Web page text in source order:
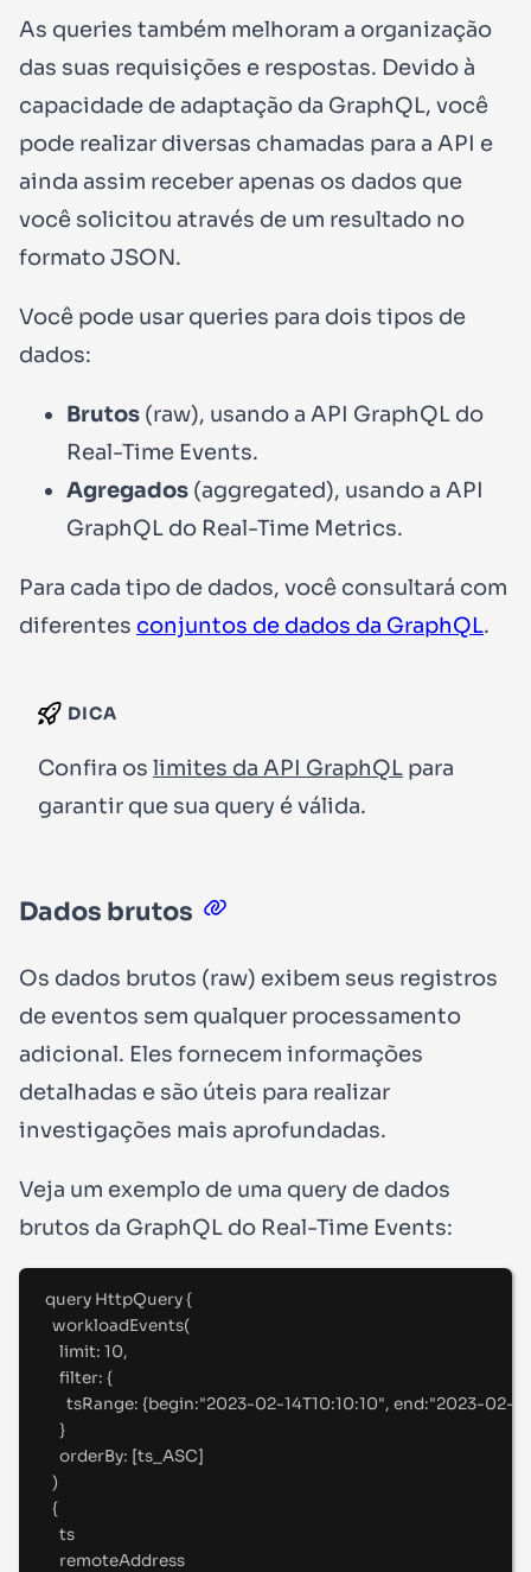
As queries também melhoram a organização
das suas requisições e respostas. Devido à
capacidade de adaptação da GraphQL, você
pode realizar diversas chamadas para a API e
ainda assim receber apenas os dados que
você solicitou através de um resultado no
formato JSON.
Você pode usar queries para dois tipos de
dados:
Brutos (raw), usando a API GraphQL do
Real-Time Events.
Agregados (aggregated), usando a API
GraphQL do Real-Time Metrics.
Para cada tipo de dados, você consultará com
diferentes conjuntos de dados da GraphQL.
DICA
Confira os limites da API GraphQL para
garantir que sua query é válida.
Dados brutos
Os dados brutos (raw) exibem seus registros
de eventos sem qualquer processamento
adicional. Eles fornecem informações
detalhadas e são úteis para realizar
investigações mais aprofundadas.
Veja um exemplo de uma query de dados
brutos da GraphQL do Real-Time Events:
query HttpQuery {
workloadEvents(
limit: 10,
filter: {
tsRange: {begin:"2023-02-14T10:10:10", end:"2023-02-
}
orderBy: [ts_ASC]
)
{
ts
remoteAddress